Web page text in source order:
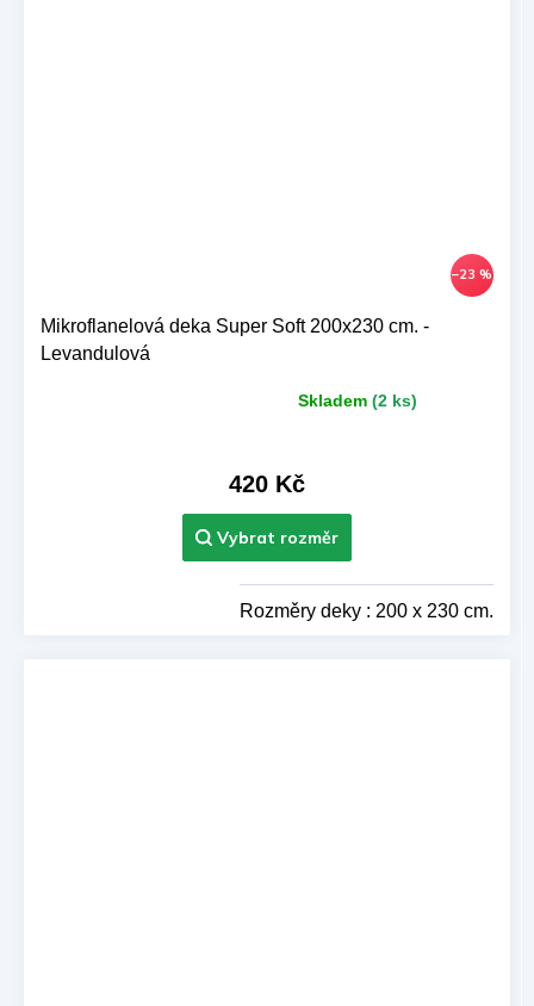
–23 %
Mikroflanelová deka Super Soft 200x230 cm. -
Levandulová
Skladem (2 ks)
420 Kč
Rozměry deky : 200 x 230 cm.